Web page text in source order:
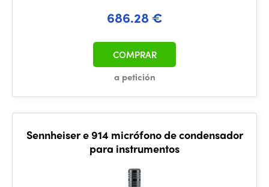
686.28 €
a petición
COMPRAR
Sennheiser e 914 micrófono de condensador
para instrumentos